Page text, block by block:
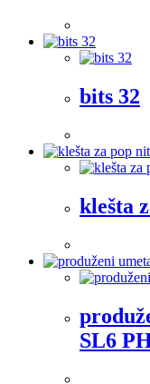
bits 32
klešta
SL6